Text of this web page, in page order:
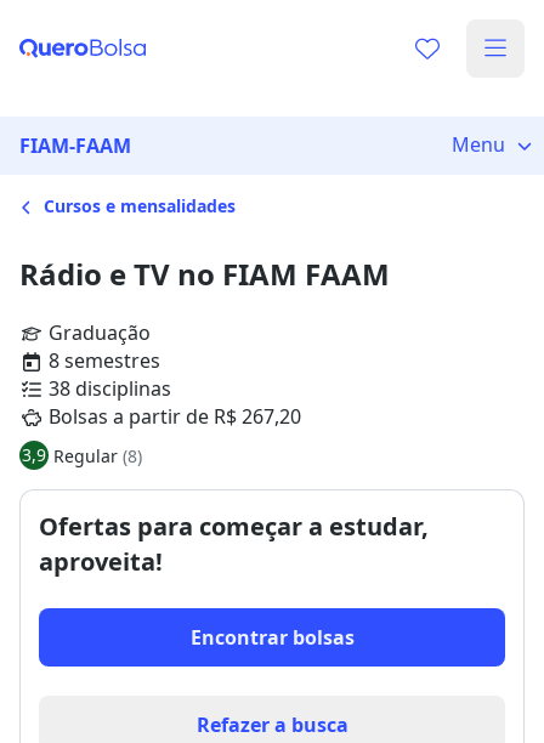
FIAM-FAAM Menu
Cursos e mensalidades
Rádio e TV no FIAM FAAM
Graduação
8 semestres
38 disciplinas
Bolsas a partir de R$ 267,20
3,9 Regular (8)
Ofertas para começar a estudar,
aproveita!
Encontrar bolsas
Refazer a busca